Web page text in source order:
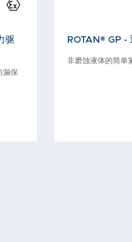
驱
漏保
ROTAN® GP -
非磨蚀液体的简单